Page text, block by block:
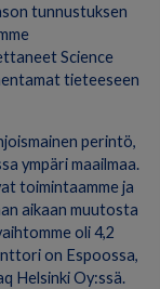
tunnustuksen
Science
tieteeseen
perintö,
ympäri maailmaa.
toimintaamme ja
aikaan muutosta
oli 4,2
on Espoossa,
Helsinki Oy:ssä.